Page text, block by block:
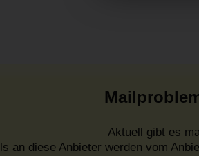
Aktuell gibt es
an diese Anbieter werden vom